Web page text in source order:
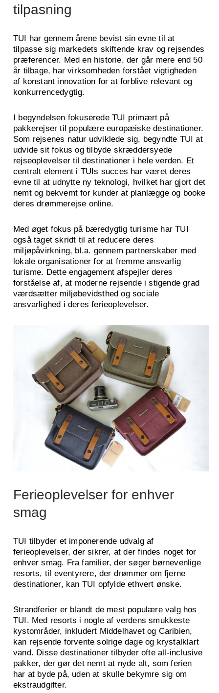
tilpasning
TUI har gennem årene bevist sin evne til at
tilpasse sig markedets skiftende krav og rejsendes
præferencer. Med en historie, der går mere end 50
år tilbage, har virksomheden forstået vigtigheden
af konstant innovation for at forblive relevant og
konkurrencedygtig.
I begyndelsen fokuserede TUI primært på
pakkerejser til populære europæiske destinationer.
Som rejsenes natur udviklede sig, begyndte TUI at
udvide sit fokus og tilbyde skræddersyede
rejseoplevelser til destinationer i hele verden. Et
centralt element i TUIs succes har været deres
evne til at udnytte ny teknologi, hvilket har gjort det
nemt og bekvemt for kunder at planlægge og booke
deres drømmerejse online.
Med øget fokus på bæredygtig turisme har TUI
også taget skridt til at reducere deres
miljøpåvirkning, bl.a. gennem partnerskaber med
lokale organisationer for at fremme ansvarlig
turisme. Dette engagement afspejler deres
forståelse af, at moderne rejsende i stigende grad
værdsætter miljøbevidsthed og sociale
ansvarlighed i deres ferieoplevelser.
Ferieoplevelser for enhver
smag
TUI tilbyder et imponerende udvalg af
ferieoplevelser, der sikrer, at der findes noget for
enhver smag. Fra familier, der søger børnevenlige
resorts, til eventyrere, der drømmer om fjerne
destinationer, kan TUI opfylde ethvert ønske.
Strandferier er blandt de mest populære valg hos
TUI. Med resorts i nogle af verdens smukkeste
kystområder, inkludert Middelhavet og Caribien,
kan rejsende forvente solrige dage og krystalklart
vand. Disse destinationer tilbyder ofte all-inclusive
pakker, der gør det nemt at nyde alt, som ferien
har at byde på, uden at skulle bekymre sig om
ekstraudgifter.